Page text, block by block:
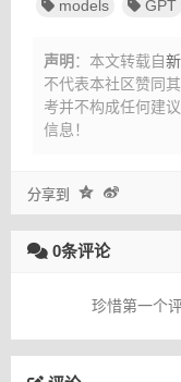
models
GPT
声明 ：本文转载自
不代表本社区赞同
考并不构成任何建议
信息！
分享到
0条评论
珍惜第一个